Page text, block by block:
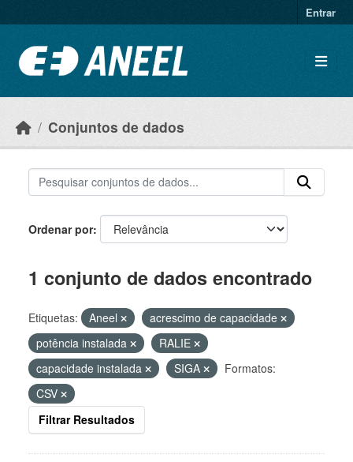
Entrar
Conjuntos de dados
Ordenar por
1 conjunto de dados encontrado
Etiquetas: Aneel
acrescimo de capacidade
potência instalada
RALIE
capacidade instalada
SIGA
Formatos:
CSV
Filtrar Resultados